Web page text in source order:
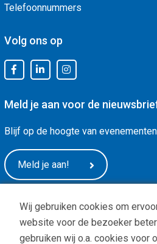
Wij gebruiken cookies om
website voor de bezoeker
gebruiken wij o.a. cookies voor
Telefoonnummers
Volg ons op
Meld je aan voor de
Blijf op de hoogte van
Meld je aan!